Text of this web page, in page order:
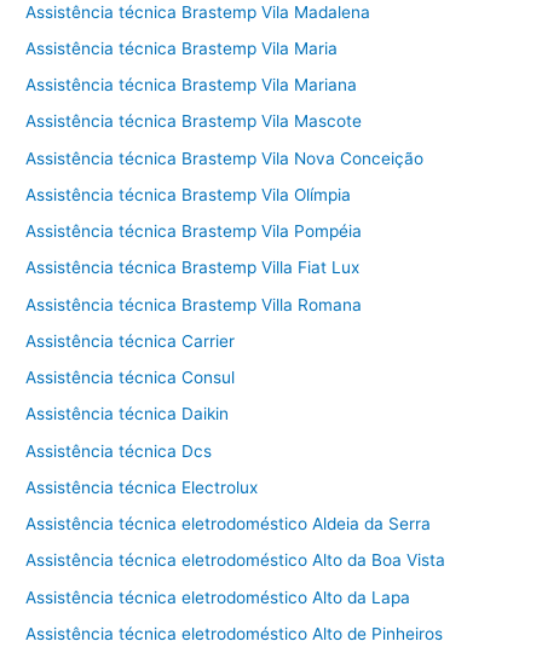
Assistência técnica Brastemp Vila Madalena
Assistência técnica Brastemp Vila Maria
Assistência técnica Brastemp Vila Mariana
Assistência técnica Brastemp Vila Mascote
Assistência técnica Brastemp Vila Nova Conceição
Assistência técnica Brastemp Vila Olímpia
Assistência técnica Brastemp Vila Pompéia
Assistência técnica Brastemp Villa Fiat Lux
Assistência técnica Brastemp Villa Romana
Assistência técnica Carrier
Assistência técnica Consul
Assistência técnica Daikin
Assistência técnica Dcs
Assistência técnica Electrolux
Assistência técnica eletrodoméstico Aldeia da Serra
Assistência técnica eletrodoméstico Alto da Boa Vista
Assistência técnica eletrodoméstico Alto da Lapa
Assistência técnica eletrodoméstico Alto de Pinheiros